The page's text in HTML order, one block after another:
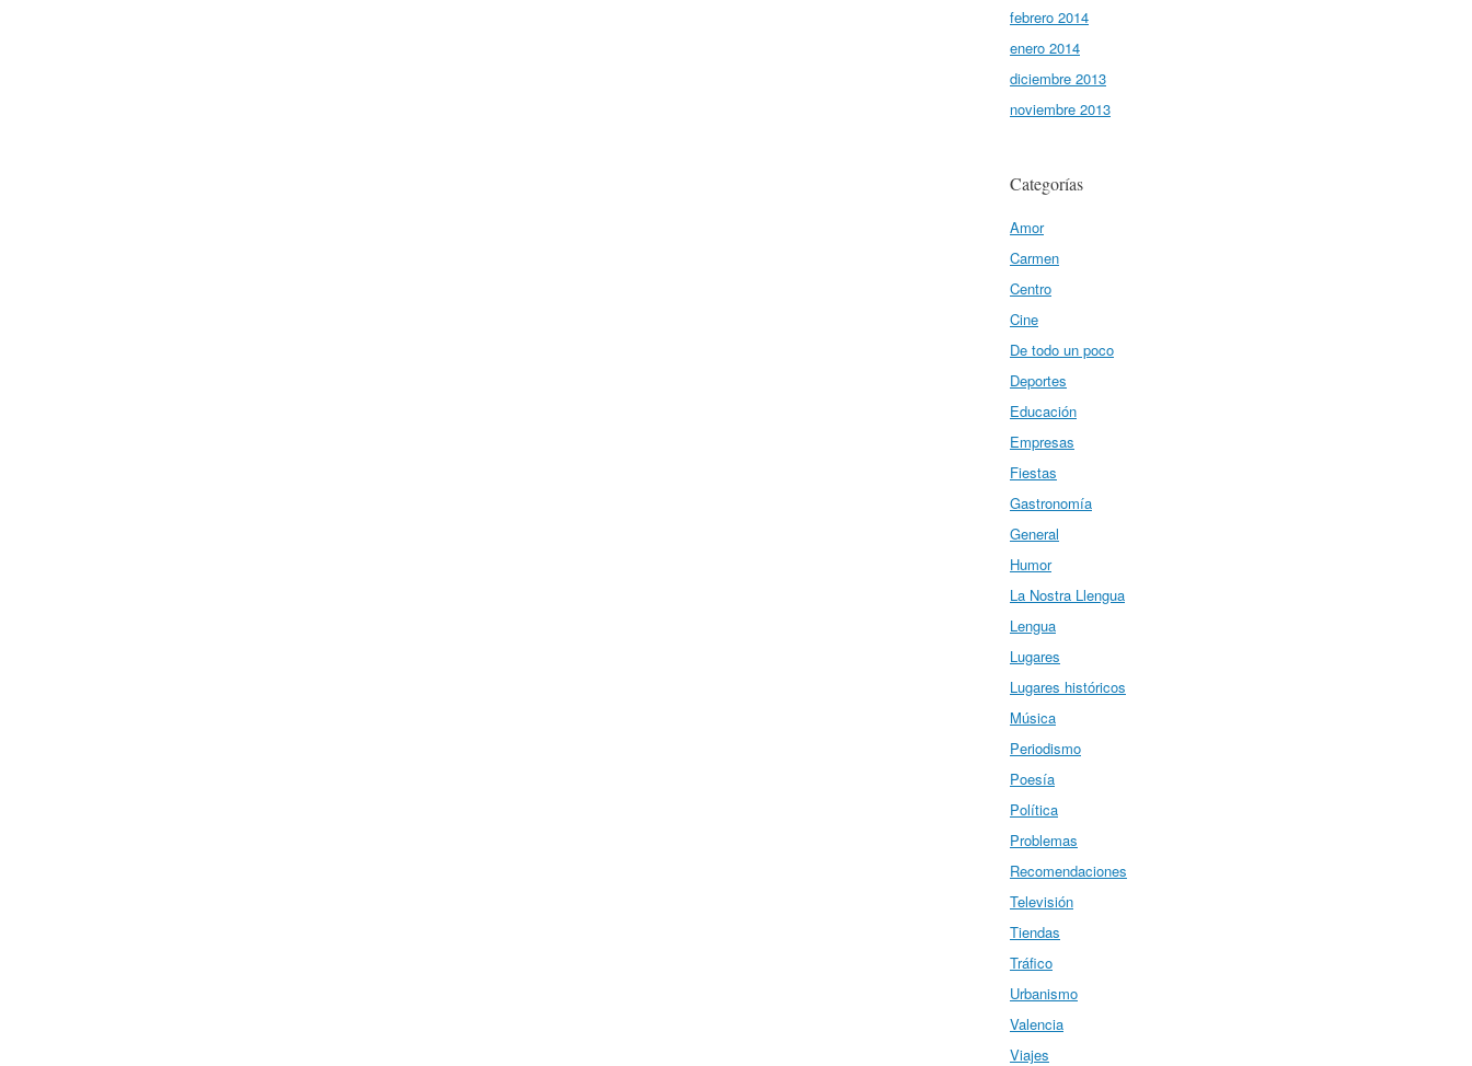
febrero 2014
enero 2014
diciembre 2013
noviembre 2013
Categorías
Amor
Carmen
Centro
Cine
De todo un poco
Deportes
Educación
Empresas
Fiestas
Gastronomía
General
Humor
La Nostra Llengua
Lengua
Lugares
Lugares históricos
Música
Periodismo
Poesía
Política
Problemas
Recomendaciones
Televisión
Tiendas
Tráfico
Urbanismo
Valencia
Viajes